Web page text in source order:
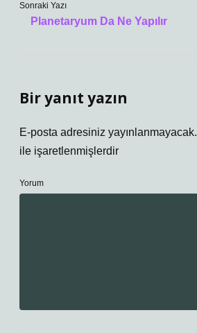
Sonraki Yazı
Planetaryum Da Ne Yapılır
Bir yanıt yazın
E-posta adresiniz yayınlanmayacak.
ile işaretlenmişlerdir
Yorum